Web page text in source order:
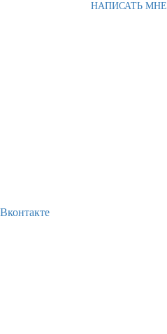
НАПИСАТЬ МНЕ
Вконтакте